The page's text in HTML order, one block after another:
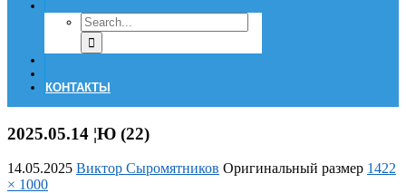
КОНТАКТЫ
2025.05.14 ¦Ю (22)
14.05.2025 Виктор Сыромятников Оригинальный размер 1422
× 1000